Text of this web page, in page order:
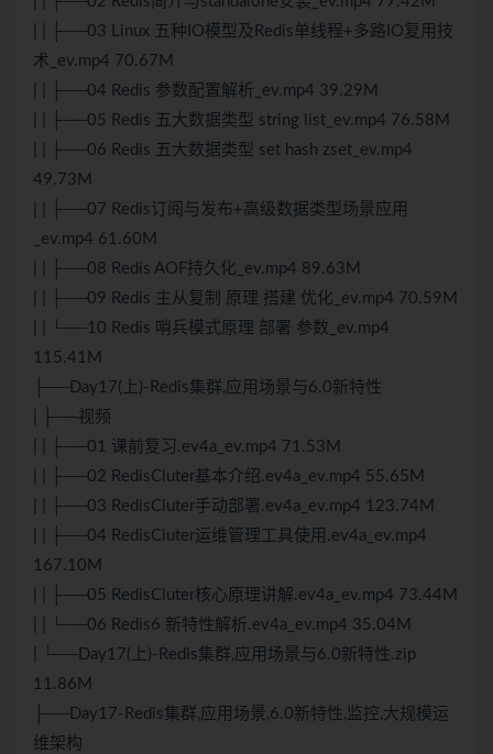
| | ├──03 Linux 五种IO模型及 Redis单线程+多路IO复用技
术_ev.mp4 70.67M
| | ├──04 Redis 参数配置解析_ev.mp4 39.29M
| | ├──05 Redis 五大数据类型 string list_ev.mp4 76.58M
| | ├──06 Redis 五大数据类型 set hash zset_ev.mp4
49.73M
| | ├──07 Redis订阅与发布+高级数据类型场景应用
_ev.mp4 61.60M
| | ├──08 Redis AOF持久化_ev.mp4 89.63M
| | ├──09 Redis 主从复制 原理 搭建 优化_ev.mp4 70.59M
| | └──10 Redis 哨兵模式原理 部署 参数_ev.mp4
115.41M
├──Day17(上)-Redis集群,应用场景与6.0新特性
| ├──视频
| | ├──01 课前复习.ev4a_ev.mp4 71.53M
| | ├──02 RedisCluter基本介绍.ev4a_ev.mp4 55.65M
| | ├──03 RedisCluter手动部署.ev4a_ev.mp4 123.74M
| | ├──04 RedisCluter运维管理工具使用.ev4a_ev.mp4
167.10M
| | ├──05 RedisCluter核心原理讲解.ev4a_ev.mp4 73.44M
| | └──06 Redis6 新特性解析.ev4a_ev.mp4 35.04M
| └──Day17(上)-Redis集群,应用场景与6.0新特性.zip
11.86M
├──Day17-Redis集群,应用场景,6.0新特性,监控,大规模运
维架构